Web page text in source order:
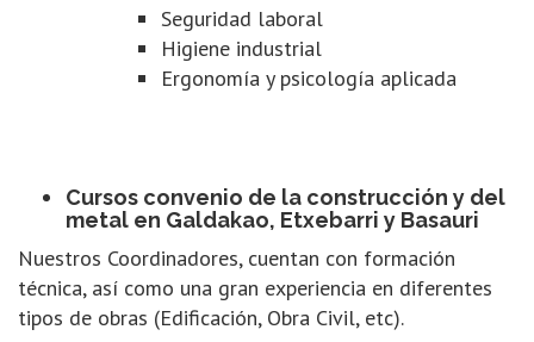
Seguridad laboral
Higiene industrial
Ergonomía y psicología aplicada
Cursos convenio de la construcción y del
metal en Galdakao, Etxebarri y Basauri
Nuestros Coordinadores, cuentan con formación
técnica, así como una gran experiencia en diferentes
tipos de obras (Edificación, Obra Civil, etc).